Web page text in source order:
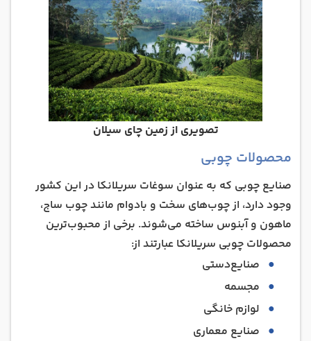
تصویری از زمین چای سیلان
محصولات چوبی
صنایع چوبی که به عنوان سوغات سریلانکا در این کشور
وجود دارد، از چوب‌های سخت و بادوام مانند چوب ساج،
ماهون و آبنوس ساخته می‌شوند. برخی از محبوب‌ترین
محصولات چوبی سریلانکا عبارتند از:
صنایع‌دستی
مجسمه
لوازم خانگی
صنایع معماری